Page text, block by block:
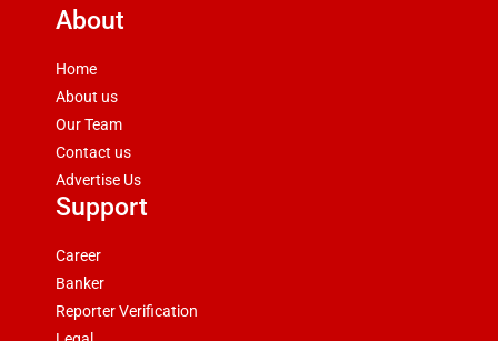
About
Home
About us
Our Team
Contact us
Advertise Us
Support
Career
Banker
Reporter Verification